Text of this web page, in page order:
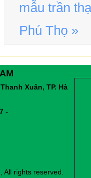
mẫu trần
Phú Thọ »
Xuân, TP. Hà
-
All rights reserved.